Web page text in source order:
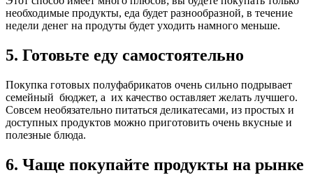
необходимые продукты, еда будет разнообразной, в течение
недели денег на продуты будет уходить намного меньше.
5. Готовьте еду самостоятельно
Покупка готовых полуфабрикатов очень сильно подрывает
семейный бюджет, а их качество оставляет желать лучшего.
Совсем необязательно питаться деликатесами, из простых и
доступных продуктов можно приготовить очень вкусные и
полезные блюда.
6. Чаще покупайте продукты на рынке